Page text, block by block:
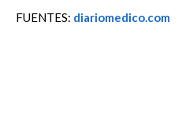
FUENTES: diariomedico.com